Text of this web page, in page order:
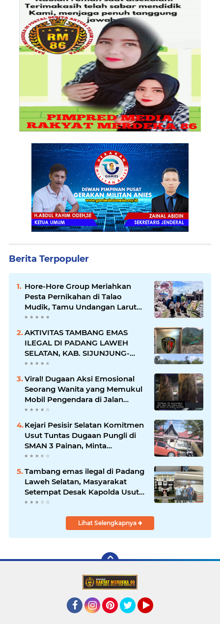
Berita Terpopuler
Hore-Hore Group Meriahkan
Pesta Pernikahan di Talao
Mudik, Tamu Undangan Larut
dalam Suasana Penuh
AKTIVITAS TAMBANG EMAS
ILEGAL DI PADANG LAWEH
SELATAN, KAB. SIJUNJUNG-
SUMBAR SEMAKIN
MERAJALELA
Viral! Dugaan Aksi Emosional
Seorang Wanita yang Memukul
Mobil Pengendara di Jalan
Khatib Sulaiman
Kejari Pesisir Selatan Komitmen
Usut Tuntas Dugaan Pungli di
SMAN 3 Painan, Minta
Inspektorat Sumbar Lakukan
Pemeriksaan
Tambang emas ilegal di Padang
Laweh Selatan, Masyarakat
Setempat Desak Kapolda Usut
Tuntas
Lihat Selengkapnya